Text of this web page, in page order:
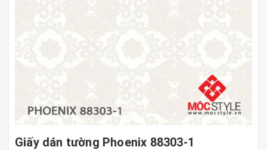
Giấy dán tường Phoenix 88303-1